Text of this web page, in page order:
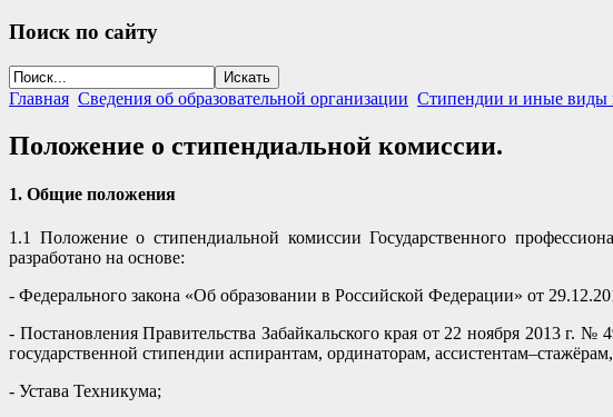
Поиск по сайту
Главная Сведения об образовательной организации Стипендии и иные виды
Положение о стипендиальной комиссии.
1. Общие положения
1.1 Положение о стипендиальной комиссии Государственного
разработано на основе:
- Федерального закона «Об образовании в Российской Федерации» от
- Постановления Правительства Забайкальского края от 22 ноября 2013 г.
государственной стипендии аспирантам, ординаторам,
- Устава Техникума;